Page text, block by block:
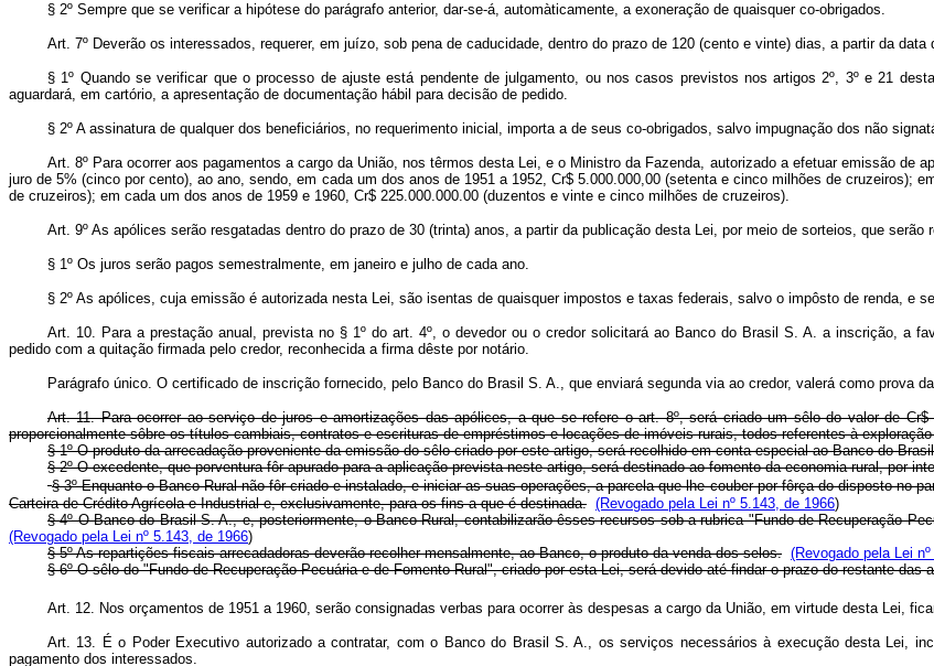
§ 2º Sempre que se verificar a hipótese do parágrafo anterior, dar-se-á, automàticamente, a exoneração de quaisquer co-obrigados.
Art. 7º Deverão os interessados, requerer, em juízo, sob pena de caducidade, dentro do prazo de 120 (cento e vinte) dias, a partir da
§ 1º Quando se verificar que o processo de ajuste está pendente de julgamento, ou nos casos previstos nos artigos 2º, 3º e 21
aguardará, em cartório, a apresentação de documentação hábil para decisão de pedido.
§ 2º A assinatura de qualquer dos beneficiários, no requerimento inicial, importa a de seus co-obrigados, salvo impugnação dos não
Art. 8º Para ocorrer aos pagamentos a cargo da União, nos têrmos desta Lei, e o Ministro da Fazenda, autorizado a efetuar emissão de
juro de 5% (cinco por cento), ao ano, sendo, em cada um dos anos de 1951 a 1952, Cr$ 5.000.000,00 (setenta e cinco milhões de cruzeiros);
de cruzeiros); em cada um dos anos de 1959 e 1960, Cr$ 225.000.000.00 (duzentos e vinte e cinco milhões de cruzeiros).
Art. 9º As apólices serão resgatadas dentro do prazo de 30 (trinta) anos, a partir da publicação desta Lei, por meio de sorteios, que serão
§ 1º Os juros serão pagos semestralmente, em janeiro e julho de cada ano.
§ 2º As apólices, cuja emissão é autorizada nesta Lei, são isentas de quaisquer impostos e taxas federais, salvo o impôsto de renda, e
Art. 10. Para a prestação anual, prevista no § 1º do art. 4º, o devedor ou o credor solicitará ao Banco do Brasil S. A. a inscrição, a
pedido com a quitação firmada pelo credor, reconhecida a firma dêste por notário.
Parágrafo único. O certificado de inscrição fornecido, pelo Banco do Brasil S. A., que enviará segunda via ao credor, valerá como prova
Art. 11. Para ocorrer ao serviço de juros e amortizações das apólices, a que se refere o art. 8º, será criado um sêlo do valor de
proporcionalmente sôbre os títulos cambiais, contratos e escrituras de empréstimos e locações de imóveis rurais, todos referentes à
§ 1º O produto da arrecadação proveniente da emissão do sêlo criado por este artigo, será recolhido em conta especial ao Banco do
§ 2º O excedente, que porventura fôr apurado para a aplicação prevista neste artigo, será destinado ao fomento da economia rural, por
§ 3º Enquanto o Banco Rural não fôr criado e instalado, e iniciar as suas operações, a parcela que lhe couber por fôrça do disposto no
Carteira de Crédito Agrícola e Industrial e, exclusivamente, para os fins a que é destinada. (Revogado pela Lei nº 5.143, de 1966)
§ 4º O Banco do Brasil S. A., e, posteriormente, o Banco Rural, contabilizarão êsses recursos sob a rubrica "Fundo de Recuperação
(Revogado pela Lei nº 5.143, de 1966)
§ 5º As repartições fiscais arrecadadoras deverão recolher mensalmente, ao Banco, o produto da venda dos selos. (Revogado pela Lei
§ 6º O sêlo do "Fundo de Recuperação Pecuária e de Fomento Rural", criado por esta Lei, será devido até findar o prazo do restante das
Art. 12. Nos orçamentos de 1951 a 1960, serão consignadas verbas para ocorrer às despesas a cargo da União, em virtude desta Lei,
Art. 13. É o Poder Executivo autorizado a contratar, com o Banco do Brasil S. A., os serviços necessários à execução desta Lei,
pagamento dos interessados.